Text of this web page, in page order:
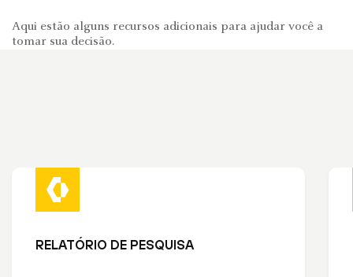
Aqui estão alguns recursos adicionais para ajudar você a
tomar sua decisão.
RELATÓRIO DE PESQUISA